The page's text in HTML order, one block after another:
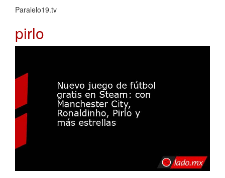
Paralelo19.tv
pirlo